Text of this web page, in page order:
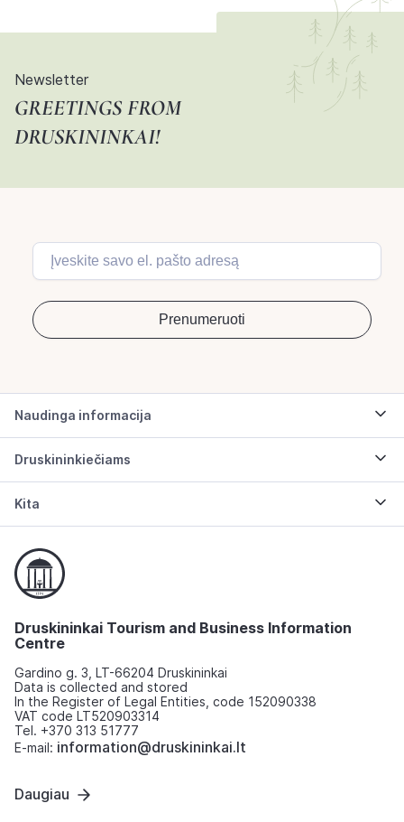
Newsletter
GREETINGS FROM
DRUSKININKAI!
Naudinga informacija
Druskininkiečiams
Kita
Druskininkai Tourism and Business Information
Centre
Gardino g. 3, LT-66204 Druskininkai
Data is collected and stored
In the Register of Legal Entities, code 152090338
VAT code LT520903314
Tel. +370 313 51777
E-mail: information@druskininkai.lt
Daugiau